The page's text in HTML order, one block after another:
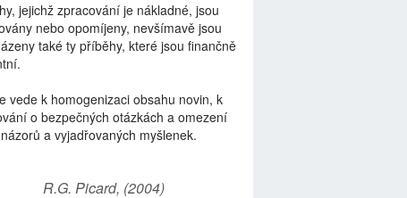
jejichž zpracování je nákladné, jsou
nebo opomíjeny, nevšímavě jsou
také ty příběhy, které jsou finančně
vede k homogenizaci obsahu novin, k
o bezpečných otázkách a omezení
a vyjadřovaných myšlenek.
R.G. Picard, (2004)